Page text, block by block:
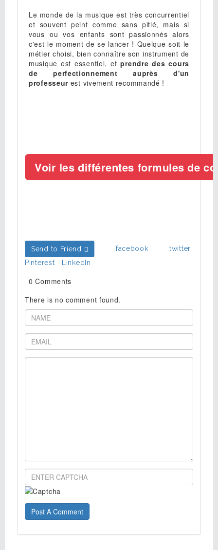
Le monde de la musique est très concurrentiel
et souvent peint comme sans pitié, mais si
vous ou vos enfants sont passionnés alors
c'est le moment de se lancer ! Quelque soit le
métier choisi, bien connaître son instrument de
musique est essentiel, etprendre des cours
de perfectionnement auprès d'un
professeur est vivement recommandé !
Send to Friend facebook
twitter
Pinterest
LinkedIn
0 Comments
There is no comment found.
Post A Comment